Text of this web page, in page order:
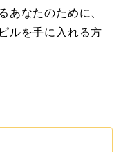
あなたのために、
ルを手に入れる方